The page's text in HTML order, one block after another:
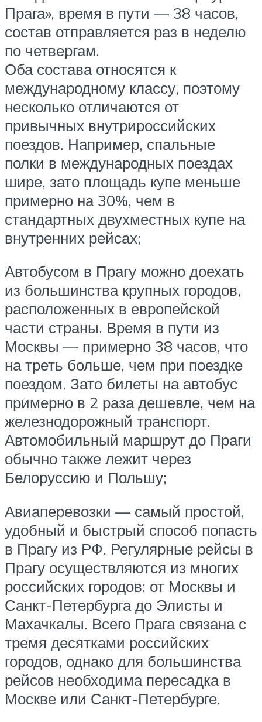
Прага», время в пути — 38 часов,
состав отправляется раз в неделю
по четвергам.
Оба состава относятся к
международному классу, поэтому
несколько отличаются от
привычных внутрироссийских
поездов. Например, спальные
полки в международных поездах
шире, зато площадь купе меньше
примерно на 30%, чем в
стандартных двухместных купе на
внутренних рейсах;
Автобусом в Прагу можно доехать
из большинства крупных городов,
расположенных в европейской
части страны. Время в пути из
Москвы — примерно 38 часов, что
на треть больше, чем при поездке
поездом. Зато билеты на автобус
примерно в 2 раза дешевле, чем на
железнодорожный транспорт.
Автомобильный маршрут до Праги
обычно также лежит через
Белоруссию и Польшу;
Авиаперевозки — самый простой,
удобный и быстрый способ попасть
в Прагу из РФ. Регулярные рейсы в
Прагу осуществляются из многих
российских городов: от Москвы и
Санкт-Петербурга до Элисты и
Махачкалы. Всего Прага связана с
тремя десятками российских
городов, однако для большинства
рейсов необходима пересадка в
Москве или Санкт-Петербурге.